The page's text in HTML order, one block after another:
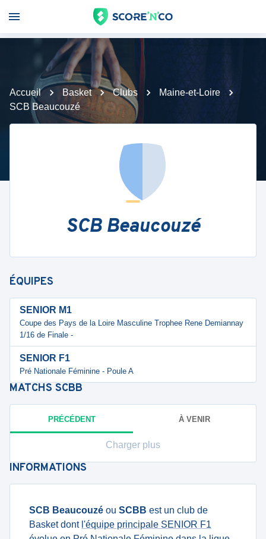
Accueil Basket Clubs
Maine-et-Loire
SCB Beaucouzé
SCB Beaucouzé
ÉQUIPES
SENIOR M1
Coupe des Pays de la Loire Masculine Trophee Rene Demiannay
1/16 de Finale -
SENIOR F1
Pré Nationale Féminine - Poule A
MATCHS SCBB
PRÉCÉDENT À VENIR
Charger plus
INFORMATIONS
SCB Beaucouzé ou SCBB est un club de
Basket dont l'équipe principale SENIOR F1